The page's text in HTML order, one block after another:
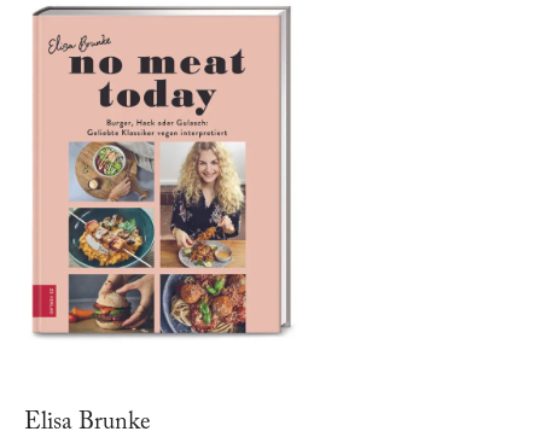
Elisa Brunke